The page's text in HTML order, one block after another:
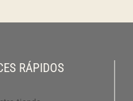
RÁPIDOS